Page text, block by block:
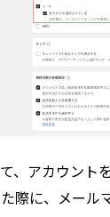
、アカウント
際に、メール